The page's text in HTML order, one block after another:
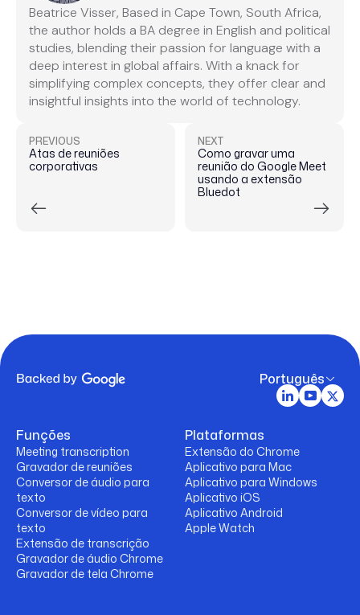
Beatrice Visser, Based in Cape Town, South Africa,
the author holds a BA degree in English and political
studies, blending their passion for language with a
deep interest in global affairs. With a knack for
simplifying complex concepts, they offer clear and
insightful insights into the world of technology.
PREVIOUS
Atas de reuniões
corporativas
NEXT
Como gravar uma
reunião do Google Meet
usando a extensão
Bluedot
Português
Funções
Meeting transcription
Gravador de reuniões
Conversor de áudio para
texto
Conversor de vídeo para
texto
Extensão de transcrição
Gravador de áudio Chrome
Gravador de tela Chrome
Plataformas
Extensão do Chrome
Aplicativo para Mac
Aplicativo para Windows
Aplicativo iOS
Aplicativo Android
Apple Watch